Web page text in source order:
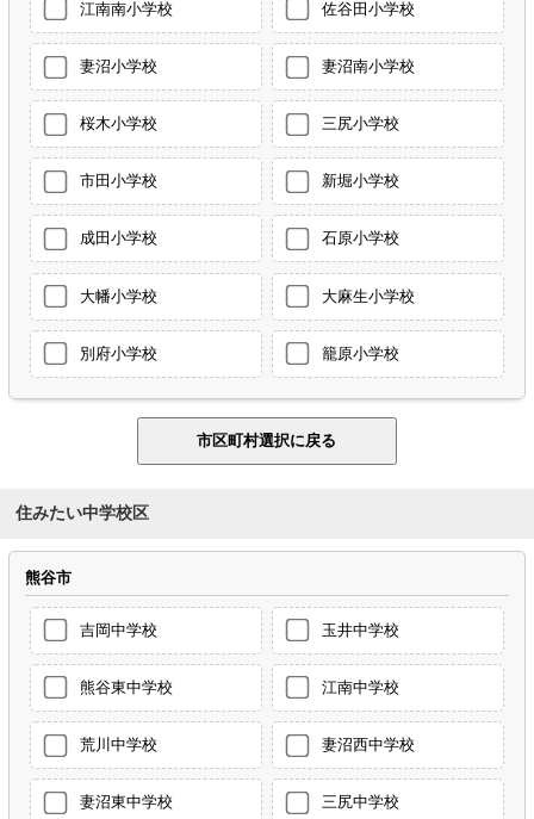
江南南小学校 佐谷田小学校
妻沼小学校 妻沼南小学校
桜木小学校 三尻小学校
市田小学校 新堀小学校
成田小学校 石原小学校
大幡小学校 大麻生小学校
別府小学校 籠原小学校
住みたい中学校区
熊谷市
吉岡中学校 玉井中学校
熊谷東中学校 江南中学校
荒川中学校 妻沼西中学校
妻沼東中学校 三尻中学校